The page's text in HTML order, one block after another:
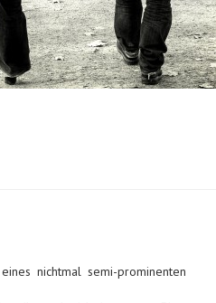
nichtmal semi-prominenten